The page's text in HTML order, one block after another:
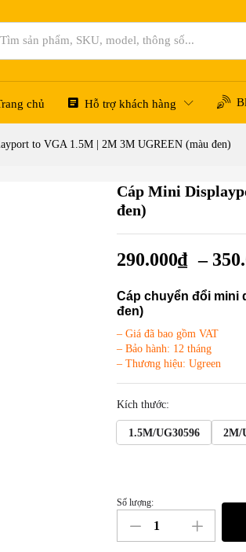
chủ Hỗ trợ khách hàng
to VGA 1.5M | 2M 3M UGREEN (màu đen)
Cáp Mini
đen)
290.000₫ –
Cáp chuyển đổi mini
đen)
– Giá đã bao gồm VAT
– Bảo hành: 12 tháng
– Thương hiệu: Ugreen
Kích thước:
1.5M/UG30596 2M/
Cáp
Mini
Displayport
Số lượng:
giá (0) Hỏi đáp